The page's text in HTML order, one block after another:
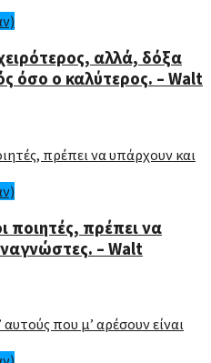
αλλά, δόξα
όσο ο καλύτερος. – Walt
ποιητές, πρέπει να
– Walt